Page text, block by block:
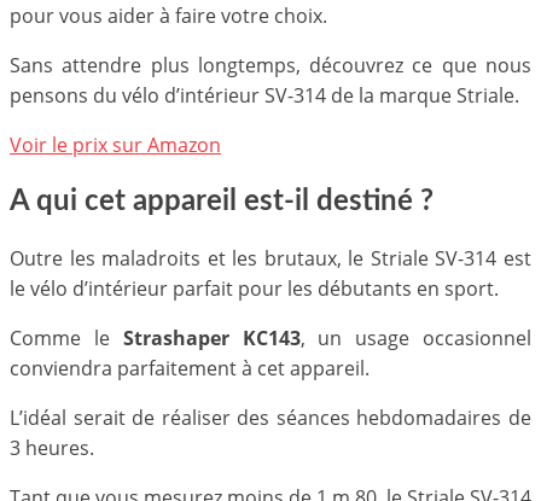
pour vous aider à faire votre choix.
Sans attendre plus longtemps, découvrez ce que nous
pensons du vélo d’intérieur SV-314 de la marque Striale.
Voir le prix sur Amazon
A qui cet appareil est-il destiné ?
Outre les maladroits et les brutaux, le Striale SV-314 est
le vélo d’intérieur parfait pour les débutants en sport.
Comme le Strashaper KC143, un usage occasionnel
conviendra parfaitement à cet appareil.
L’idéal serait de réaliser des séances hebdomadaires de
3 heures.